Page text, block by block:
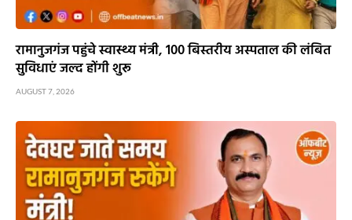
रामानुजगंज पहुंचे स्वास्थ्य मंत्री, 100 बिस्तरीय अस्पताल की लंबित
सुविधाएं जल्द होंगी शुरू
AUGUST 7, 2026